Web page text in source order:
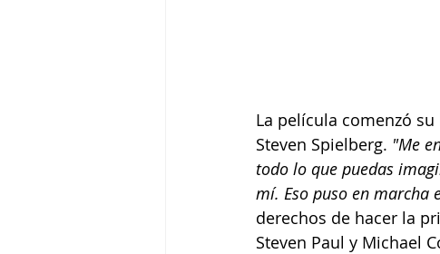
La película comenzó
Steven Spielberg. "Me
todo lo que puedas
mí. Eso puso en marcha
derechos de hacer la
Steven Paul y Michael